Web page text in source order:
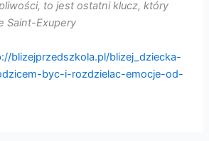
to jest ostatni klucz, który
Saint-Exupery
blizejprzedszkola.pl/blizej_dziecka-
byc-i-rozdzielac-emocje-od-